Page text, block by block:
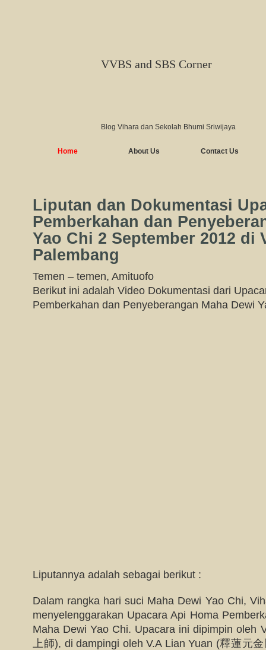
VVBS and SBS Corner
Blog Vihara dan Sekolah Bhumi Sriwijaya
Home About Us Contact Us
Liputan dan Dokumentasi
Pemberkahan dan
Yao Chi 2 September 2012 di
Palembang
Temen – temen, Amituofo
Berikut ini adalah Video Dokumentasi dari
Pemberkahan dan Penyeberangan Maha Dewi
Liputannya adalah sebagai berikut :
Dalam rangka hari suci Maha Dewi Yao Chi,
menyelenggarakan Upacara Api Homa
Maha Dewi Yao Chi. Upacara ini dipimpin oleh
上師), di dampingi oleh V.A Lian Yuan (釋蓮元